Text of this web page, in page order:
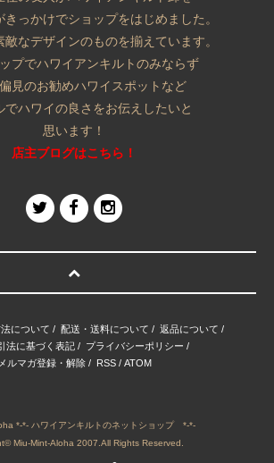
きっかけでショップをはじめました。
敵なデザインのものを揃えています。
プでハワイアンキルトのみならず
見のお勧めハワイスポットなど
でハワイの良さをお伝えしたいと
思います！
店主ブログはこちら！
について / 配送・送料について / 返品について /
法に基づく表記/ プライバシーポリシー /
メルマガ登録・解除/ RSS/ ATOM
*-*- ハワイアンキルトのネットショップ *-*-
Miu-Mint-Aloha 2007.All Rights Reserved.